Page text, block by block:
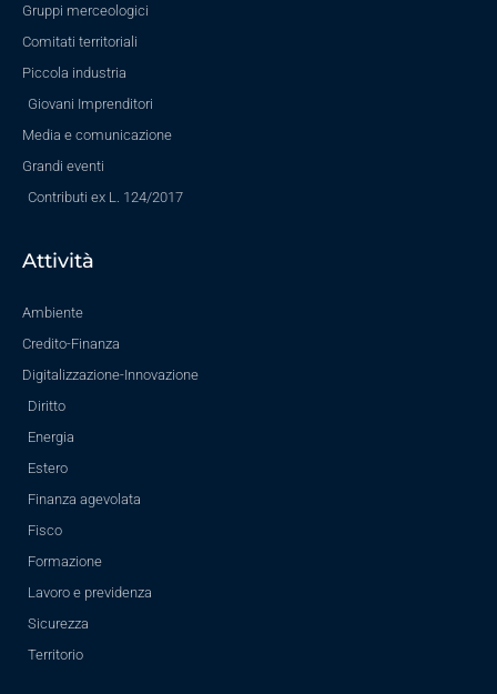
Gruppi merceologici
Comitati territoriali
Piccola industria
Giovani Imprenditori
Media e comunicazione
Grandi eventi
Contributi ex L. 124/2017
Attività
Ambiente
Credito-Finanza
Digitalizzazione-Innovazione
Diritto
Energia
Estero
Finanza agevolata
Fisco
Formazione
Lavoro e previdenza
Sicurezza
Territorio